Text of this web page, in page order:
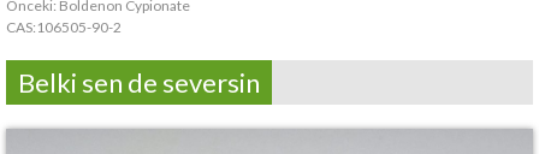
Önceki: Boldenon Cypionate
CAS:106505-90-2
Belki sen de seversin